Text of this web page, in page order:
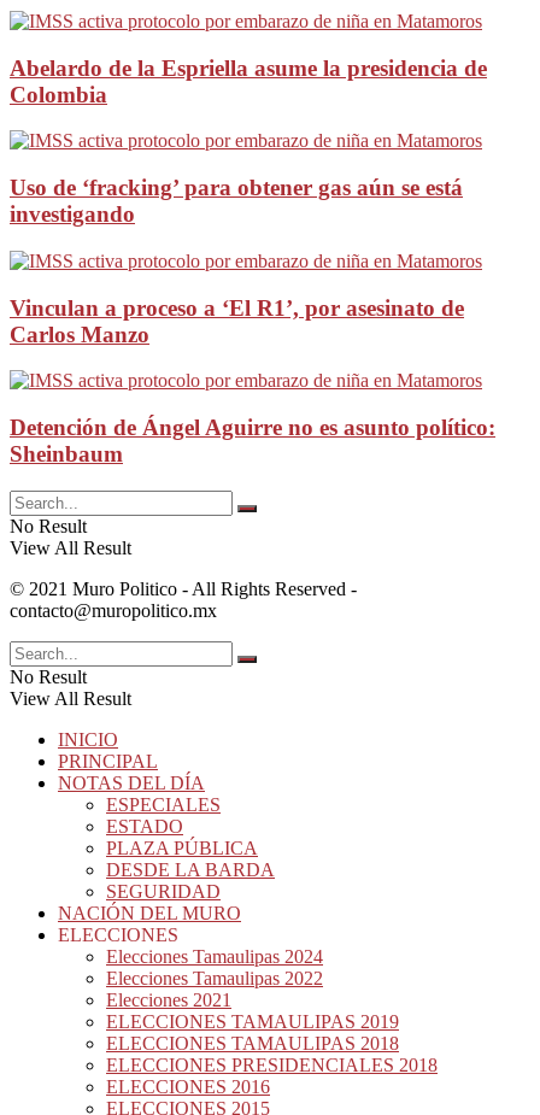
Abelardo de la Espriella asume la presidencia de
Colombia
Uso de ‘fracking’ para obtener gas aún se está
investigando
Vinculan a proceso a ‘El R1’, por asesinato de
Carlos Manzo
Detención de Ángel Aguirre no es asunto político:
Sheinbaum
No Result
View All Result
© 2021 Muro Politico - All Rights Reserved -
contacto@muropolitico.mx
No Result
View All Result
INICIO
PRINCIPAL
NOTAS DEL DÍA
ESPECIALES
ESTADO
PLAZA PÚBLICA
DESDE LA BARDA
SEGURIDAD
NACIÓN DEL MURO
ELECCIONES
Elecciones Tamaulipas 2024
Elecciones Tamaulipas 2022
Elecciones 2021
ELECCIONES TAMAULIPAS 2019
ELECCIONES TAMAULIPAS 2018
ELECCIONES PRESIDENCIALES 2018
ELECCIONES 2016
ELECCIONES 2015